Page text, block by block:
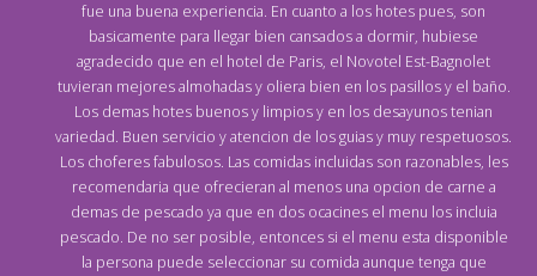
fue una buena experiencia. En cuanto a los hotes pues, son
basicamente para llegar bien cansados a dormir, hubiese
agradecido que en el hotel de Paris, el Novotel Est-Bagnolet
tuvieran mejores almohadas y oliera bien en los pasillos y el baño.
Los demas hotes buenos y limpios y en los desayunos tenian
variedad. Buen servicio y atencion de los guias y muy respetuosos.
Los choferes fabulosos. Las comidas incluidas son razonables, les
recomendaria que ofrecieran al menos una opcion de carne a
demas de pescado ya que en dos ocacines el menu los incluia
pescado. De no ser posible, entonces si el menu esta disponible
la persona puede seleccionar su comida aunque tenga que